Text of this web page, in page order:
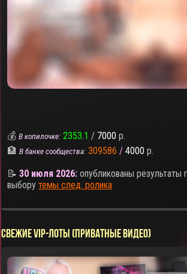
💰В копилочке: 2353.1 / 7000 р.
🏦В банке сообщества: 309586 / 4000 р.
📝30 июля 2026: опубликованы результаты
выборутемы след. ролика
СВЕЖИЕ VIP-ЛОТЫ (ПРИВАТНЫЕ ВИДЕО)